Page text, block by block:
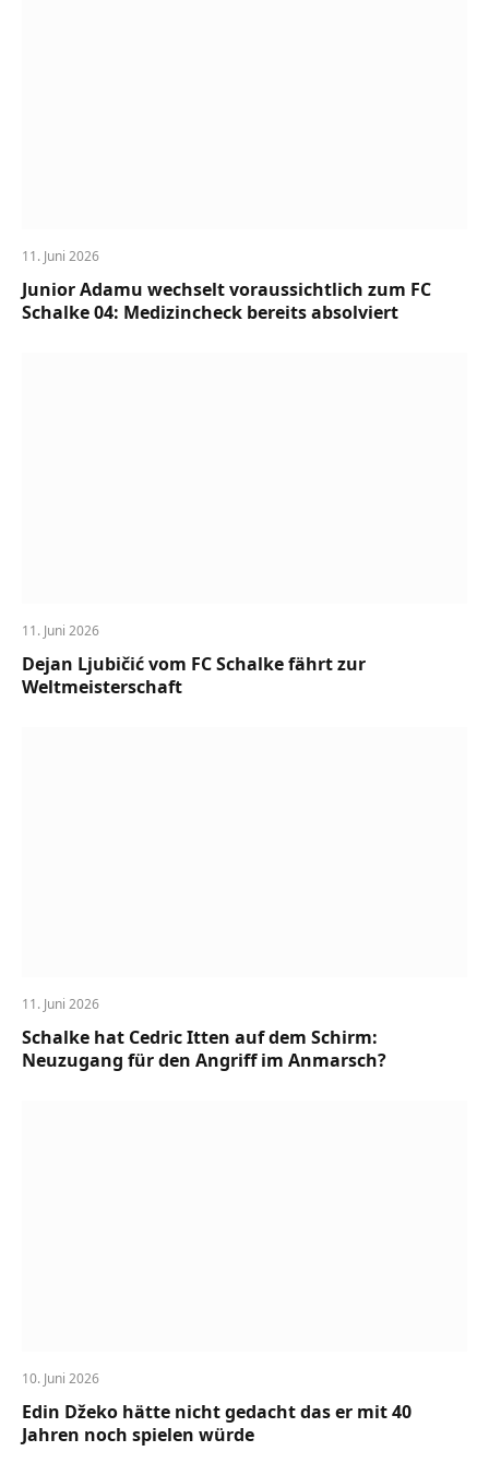
11. Juni 2026
Junior Adamu wechselt voraussichtlich zum FC
Schalke 04: Medizincheck bereits absolviert
11. Juni 2026
Dejan Ljubičić vom FC Schalke fährt zur
Weltmeisterschaft
11. Juni 2026
Schalke hat Cedric Itten auf dem Schirm:
Neuzugang für den Angriff im Anmarsch?
10. Juni 2026
Edin Džeko hätte nicht gedacht das er mit 40
Jahren noch spielen würde